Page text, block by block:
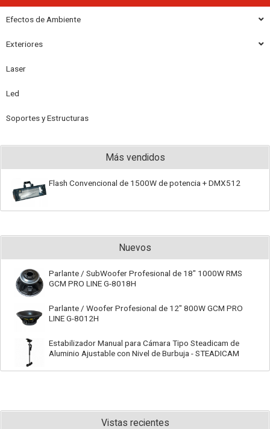
Efectos de Ambiente
Exteriores
Laser
Led
Soportes y Estructuras
Más vendidos
Flash Convencional de 1500W de potencia + DMX512
Nuevos
Parlante / SubWoofer Profesional de 18" 1000W RMS
GCM PRO LINE G-8018H
Parlante / Woofer Profesional de 12" 800W GCM PRO
LINE G-8012H
Estabilizador Manual para Cámara Tipo Steadicam de
Aluminio Ajustable con Nivel de Burbuja - STEADICAM
Vistas recientes